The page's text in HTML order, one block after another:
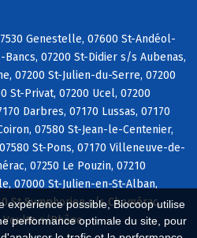
expérience possible, Biocoop utilise
performance optimale du site, pour
Genestelle, 07600 St-Andéol-
07200 St-Didier s/s Aubenas,
07200 St-Julien-du-Serre, 07200
St-Privat, 07200 Ucel, 07200
Darbres, 07170 Lussas, 07170
07580 St-Jean-le-Centenier,
St-Pons, 07170 Villeneuve-de-
07250 Le Pouzin, 07210
07000 St-Julien-en-St-Alban,
St-Symphorien s/s Chomérac,
Voulte s/Rhône